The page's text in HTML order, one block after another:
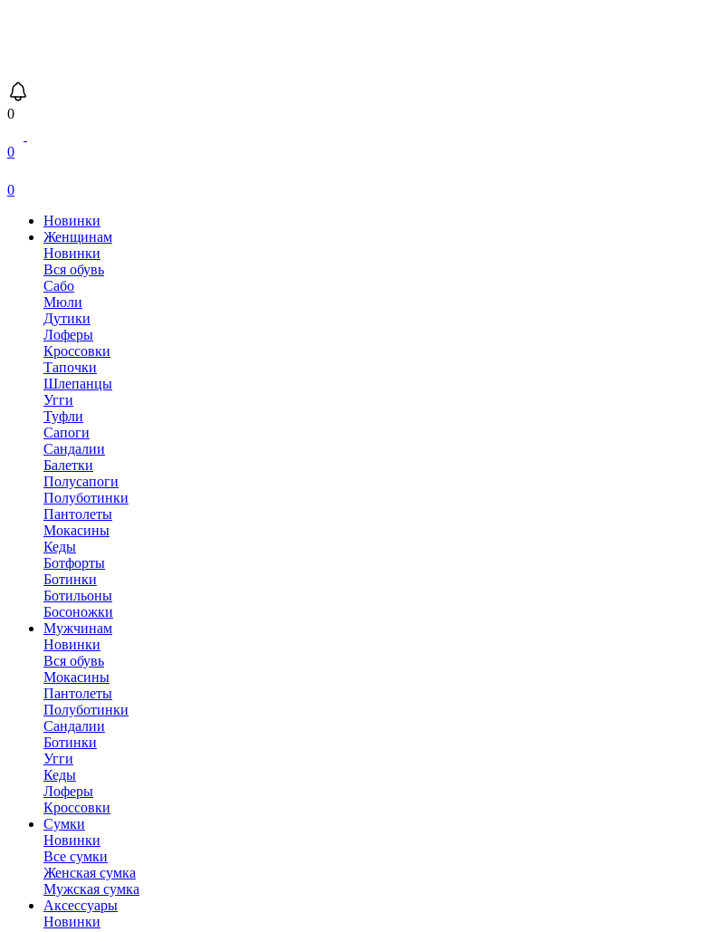
0
0
0
Новинки
Женщинам
Новинки
Вся обувь
Сабо
Мюли
Дутики
Лоферы
Кроссовки
Тапочки
Шлепанцы
Угги
Туфли
Сапоги
Сандалии
Балетки
Полусапоги
Полуботинки
Пантолеты
Мокасины
Кеды
Ботфорты
Ботинки
Ботильоны
Босоножки
Мужчинам
Новинки
Вся обувь
Мокасины
Пантолеты
Полуботинки
Сандалии
Ботинки
Угги
Кеды
Лоферы
Кроссовки
Сумки
Новинки
Все сумки
Женская сумка
Мужская сумка
Аксессуары
Новинки